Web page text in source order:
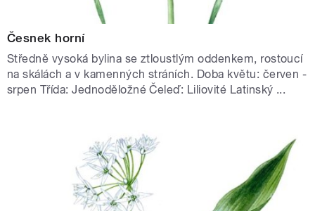
Česnek horní
Středně vysoká bylina se ztloustlým oddenkem, rostoucí
na skálách a v kamenných stráních. Doba květu: červen -
srpen Třída: Jednoděložné Čeleď: Liliovité Latinský ...